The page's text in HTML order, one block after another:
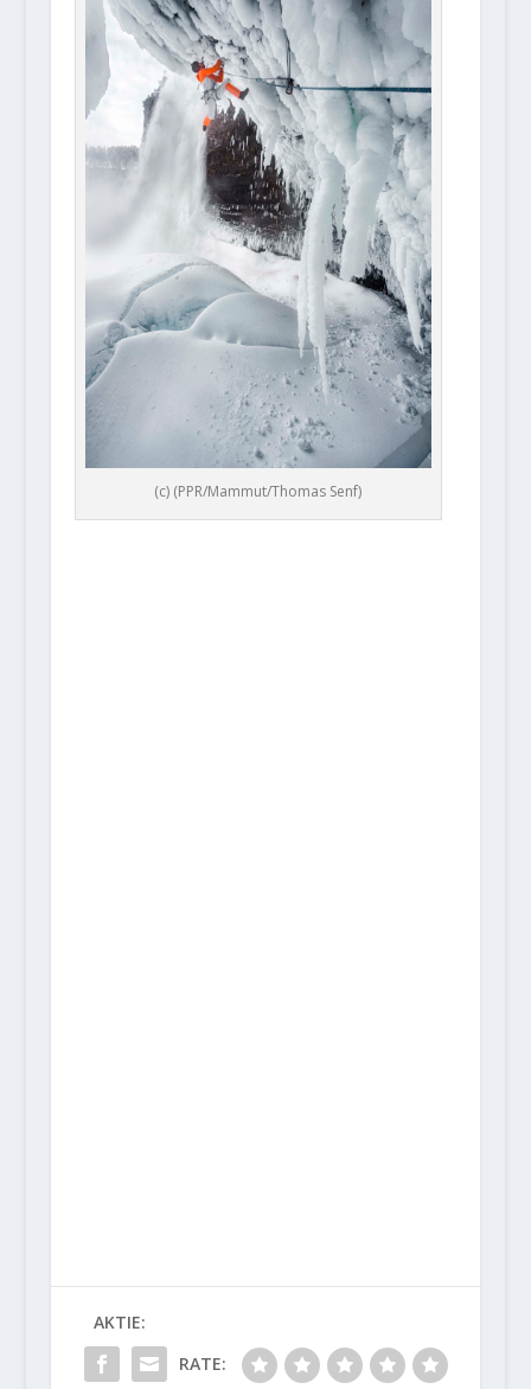
(c) (PPR/Mammut/Thomas Senf)
AKTIE:
RATE: